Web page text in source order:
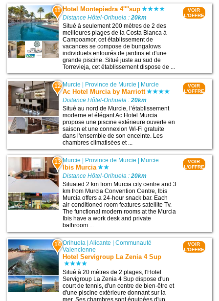
11 Hotel Montepiedra 4''''sup
Distance Hôtel-Orihuela :20km
Situé à seulement 200 mètres de 2 des
meilleures plages de la Costa Blanca à
Campoamor, cet établissement de
vacances se compose de bungalows
individuels entourés de jardins et d'une
grande piscine. Situé juste au sud de
Torrevieja, cet établissement dispose de ...
VOIR
L'OFFRE
12 Murcie | Province de Murcie | Murcie
Ac Hotel Murcia by Marriott
Distance Hôtel-Orihuela :20km
Situé au nord de Murcie, l’établissement
moderne et élégant Ac Hotel Murcia
propose une piscine extérieure ouverte en
saison et une connexion Wi-Fi gratuite
dans l'ensemble de son enceinte. Les
chambres climatisées et ...
VOIR
L'OFFRE
13 Murcie Province de Murcie Murcie
Ibis Murcia
Distance Hôtel-Orihuela :20km
Situated 2 km from Murcia city centre and 3
km from Murcia Convention Centre, Ibis
Murcia offers a 24-hour snack bar. Each
air-conditioned room features satellite Tv.
The functional modern rooms at the Murcia
Ibis have a work desk and private
bathroom ...
VOIR
L'OFFRE
14 Orihuela |Alicante |Communauté
Valencienne
Hotel Servigroup La Zenia 4 Sup
Situé à 20 mètres de 2 plages, l'Hotel
Servigroup La Zenia 4 Sup dispose d'un
court de tennis, d'un centre de bien-être et
d'une piscine extérieure donnant sur la
VOIR
L'OFFRE